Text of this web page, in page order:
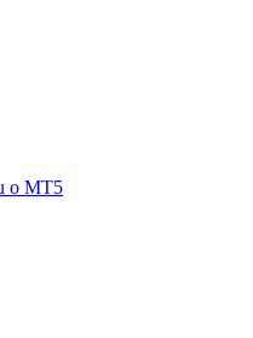
o MT5